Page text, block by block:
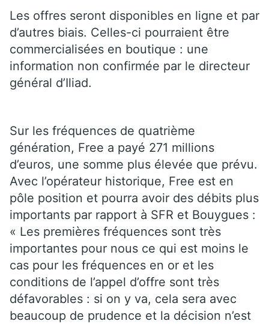
Les offres seront disponibles en ligne et par
d’autres biais. Celles-ci pourraient être
commercialisées en boutique : une
information non confirmée par le directeur
général d’Iliad.
Sur les fréquences de quatrième
génération, Free a payé 271 millions
d’euros, une somme plus élevée que prévu.
Avec l’opérateur historique, Free est en
pôle position et pourra avoir des débits plus
importants par rapport à SFR et Bouygues :
« Les premières fréquences sont très
importantes pour nous ce qui est moins le
cas pour les fréquences en or et les
conditions de l’appel d’offre sont très
défavorables : si on y va, cela sera avec
beaucoup de prudence et la décision n’est